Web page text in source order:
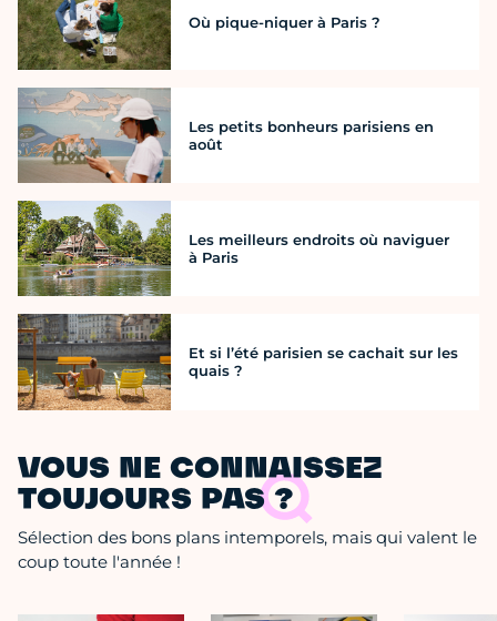
Où pique-niquer à Paris ?
Les petits bonheurs parisiens en
août
Les meilleurs endroits où naviguer
à Paris
Et si l’été parisien se cachait sur les
quais ?
VOUS NE CONNAISSEZ
TOUJOURS PAS ?
Sélection des bons plans intemporels, mais qui valent le
coup toute l'année !